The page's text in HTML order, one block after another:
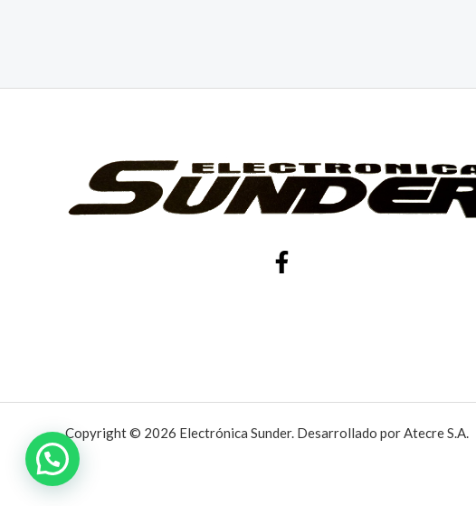
Copyright © 2026 Electrónica Sunder. Desarrollado por Atecre S.A.